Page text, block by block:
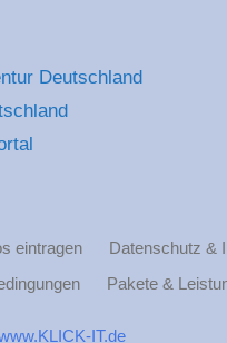
Deutschland
eintragen
Datenschutz &
Pakete &
IT.de